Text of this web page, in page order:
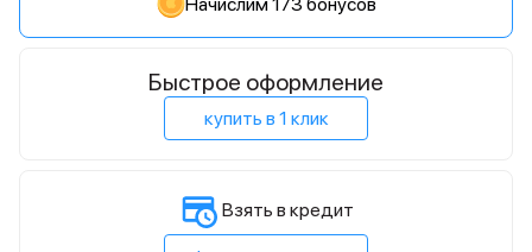
Быстрое оформление
купить в 1 клик
Взять в кредит